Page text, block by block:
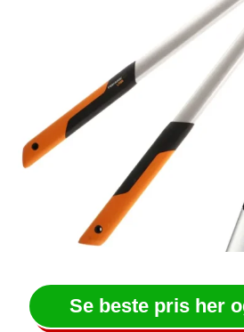
Se beste pris her